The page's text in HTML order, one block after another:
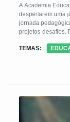
A Academia
despertarem uma
jornada
projetos-desafios.
atividades,
capaz de alterar a
TEMAS: